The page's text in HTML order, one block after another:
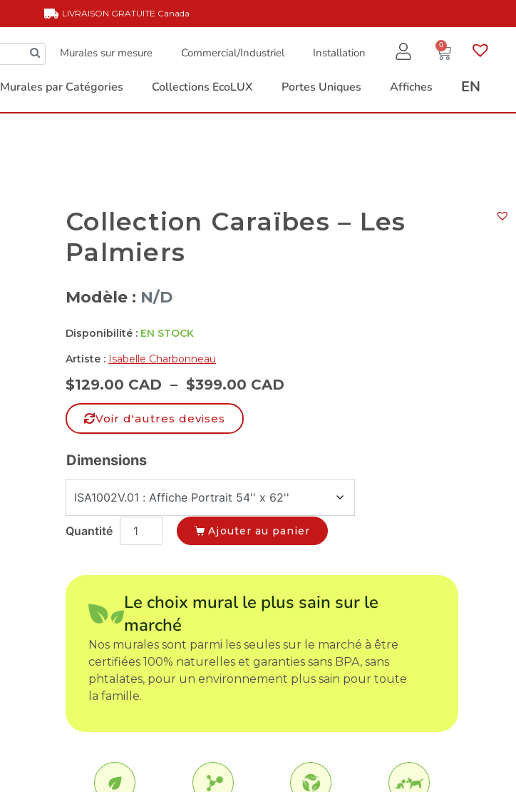
LIVRAISON GRATUITE Canada
Murales sur mesure Commercial/Industriel Installation
0
Murales par Catégories Collections EcoLUX Portes Uniques Affiches EN
Collection Caraïbes – Les
Palmiers
Modèle : N/D
Disponibilité : EN STOCK
Artiste : Isabelle Charbonneau
$129.00 CAD – $399.00 CAD
Voir d'autres devises
Dimensions
Ajouter au panier
Le choix mural le plus sain sur le
marché
Nos murales sont parmi les seules sur le marché à être
certifiées 100% naturelles et garanties sans BPA, sans
phtalates, pour un environnement plus sain pour toute
la famille.